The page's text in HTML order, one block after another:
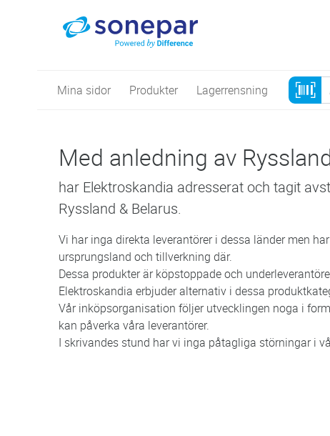
Mina sidor Produkter Lagerrensning
Med anledning av
har Elektroskandia adresserat och tagit
Ryssland & Belarus.
Vi har inga direkta leverantörer i dessa länder men
ursprungsland och tillverkning där.
Dessa produkter är köpstoppade och
Elektroskandia erbjuder alternativ i dessa
Vår inköpsorganisation följer utvecklingen noga i
kan påverka våra leverantörer.
I skrivandes stund har vi inga påtagliga störningar i